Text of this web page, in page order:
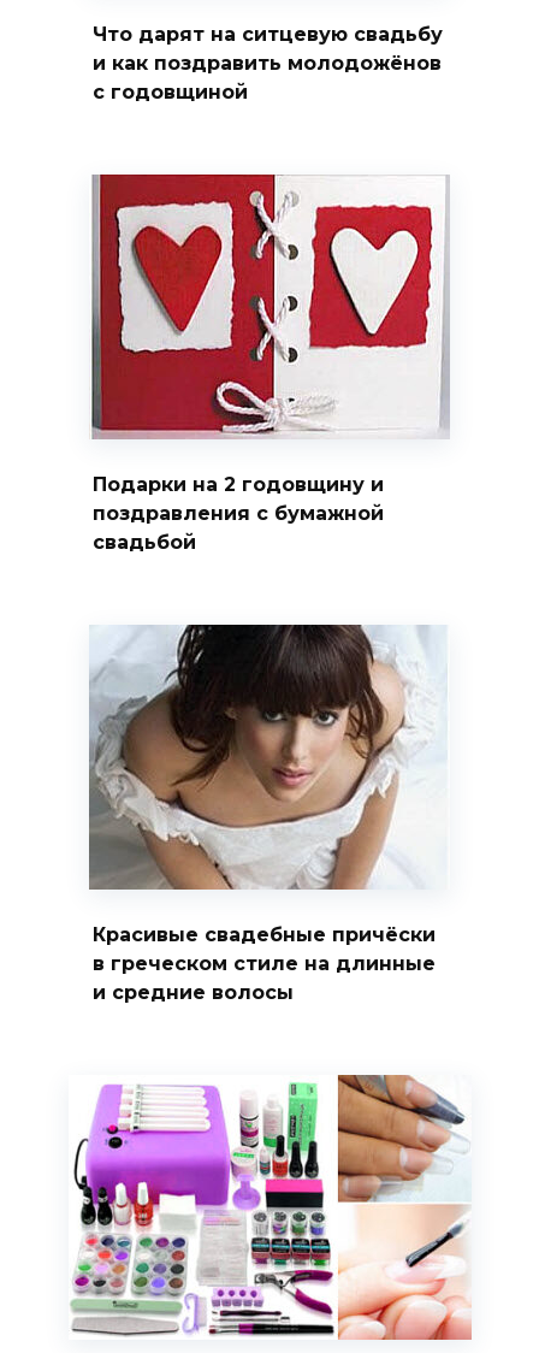
Что дарят на ситцевую свадьбу
и как поздравить молодожёнов
с годовщиной
Подарки на 2 годовщину и
поздравления с бумажной
свадьбой
Красивые свадебные причёски
в греческом стиле на длинные
и средние волосы